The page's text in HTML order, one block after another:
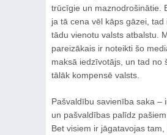
trūcīgie un maznodrošinātie.
ja tā cena vēl kāps gāzei, tad
tādu vienotu valsts atbalstu.
pareizākais ir noteikti šo
maksā iedzīvotājs, un tad no
tālāk kompensē valsts.
Pašvaldību savienība saka –
un pašvaldības palīdz
Bet visiem ir jāgatavojas